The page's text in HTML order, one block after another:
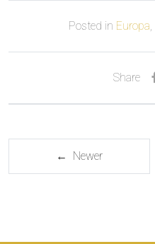
Posted in Europa
Share
← Newer